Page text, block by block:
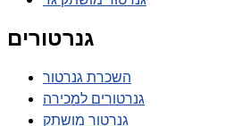
גנרטורים
השכרת גנרטור
גנרטורים למכירה
גנרטור מושתק